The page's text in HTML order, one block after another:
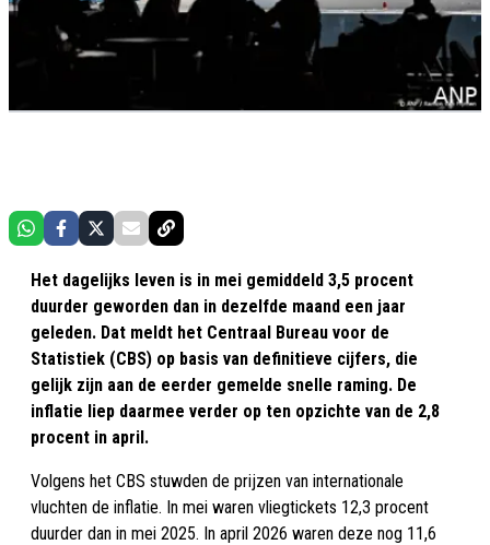
Het dagelijks leven is in mei gemiddeld 3,5 procent
duurder geworden dan in dezelfde maand een jaar
geleden. Dat meldt het Centraal Bureau voor de
Statistiek (CBS) op basis van definitieve cijfers, die
gelijk zijn aan de eerder gemelde snelle raming. De
inflatie liep daarmee verder op ten opzichte van de 2,8
procent in april.
Volgens het CBS stuwden de prijzen van internationale
vluchten de inflatie. In mei waren vliegtickets 12,3 procent
duurder dan in mei 2025. In april 2026 waren deze nog 11,6